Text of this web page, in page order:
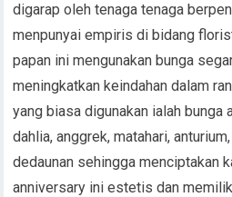
digarap oleh tenaga tenaga
menpunyai empiris di bidang
papan ini mengunakan bunga
meningkatkan keindahan dalam
yang biasa digunakan ialah bunga
dahlia, anggrek, matahari,
dedaunan sehingga menciptakan
anniversary ini estetis dan